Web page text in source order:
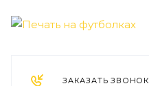
ЗАКАЗАТЬ ЗВОНОК